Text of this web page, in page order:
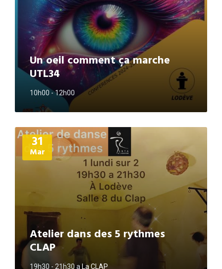
Un oeil comment ça marche
UTL34
10h00 - 12h00
31
Mar
Atelier dans des 5 rythmes
CLAP
19h30 - 21h30a La CLAP
Plus
d'informations